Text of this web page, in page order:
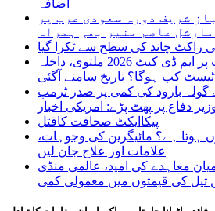
اضافہ
شریف دورہ سعودی عرب پر
عاصم منیر بھی ہمراہ
وزیراعظم کی ہدایت پر ایم ڈی کیٹ 2026 ملتوی، داخلہ
ٹیسٹ کب ہوگا؟ تاریخ سامنے آگئی
گولہ بارود کی کمی پر صدر ٹرمپ
دفاع پر پھٹ پڑے: امریکی اخبار
پیکاایکٹ صحافت کاقتل
ہوتا ہے؟ مائیگرین کی وجوہات،
علامات اور علاج جان لیں
معاہدے کی امید، عالمی منڈی
تیل کی قیمتوں میں معمولی کمی